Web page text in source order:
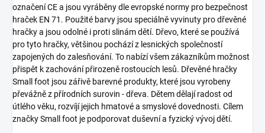
označení CE a jsou vyráběny dle evropské normy pro bezpečnost
hraček EN 71. Použité barvy jsou speciálně vyvinuty pro dřevěné
hračky a jsou odolné i proti slinám dětí. Dřevo, které se používá
pro tyto hračky, většinou pochází z lesnických společností
zapojených do zalesňování. To nabízí všem zákazníkům možnost
přispět k zachování přirozeně rostoucích lesů. Dřevěné hračky
Small foot jsou zářivě barevné produkty, které jsou vyrobeny
převážně z přírodních surovin - dřeva. Dětem dělají radost od
útlého věku, rozvíjí jejich hmatové a smyslové dovednosti. Cílem
značky Small foot je podporovat duševní a fyzický vývoj dětí.